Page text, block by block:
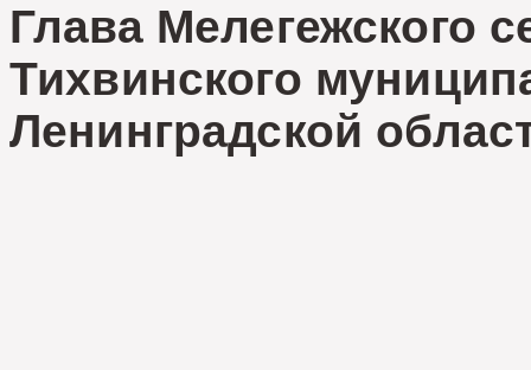
Глава Мелегежского
Тихвинского
Ленинградской